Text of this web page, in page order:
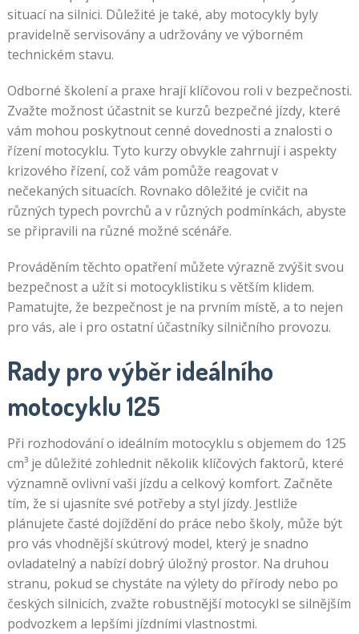
situací na silnici. Důležité je také, aby motocykly byly
pravidelně servisovány a udržovány ve výborném
technickém stavu.
Odborné školení a praxe hrají klíčovou roli v bezpečnosti.
Zvažte možnost účastnit se kurzů bezpečné jízdy, které
vám mohou poskytnout cenné dovednosti a znalosti o
řízení motocyklu. Tyto kurzy obvykle zahrnují i aspekty
krizového řízení, což vám pomůže reagovat v
nečekaných situacích. Rovnako dôležité je cvičit na
různých typech povrchů a v různých podmínkách, abyste
se připravili na různé možné scénáře.
Prováděním těchto opatření můžete výrazně zvýšit svou
bezpečnost a užít si motocyklistiku s větším klidem.
Pamatujte, že bezpečnost je na prvním místě, a to nejen
pro vás, ale i pro ostatní účastníky silničního provozu.
Rady pro výběr ideálního
motocyklu 125
Při rozhodování o ideálním motocyklu s objemem do 125
cm³ je důležité zohlednit několik klíčových faktorů, které
významně ovlivní vaši jízdu a celkový komfort. Začněte
tím, že si ujasníte své potřeby a styl jízdy. Jestliže
plánujete časté dojíždění do práce nebo školy, může být
pro vás vhodnější skútrový model, který je snadno
ovladatelný a nabízí dobrý úložný prostor. Na druhou
stranu, pokud se chystáte na výlety do přírody nebo po
českých silnicích, zvažte robustnější motocykl se silnějším
podvozkem a lepšími jízdními vlastnostmi.